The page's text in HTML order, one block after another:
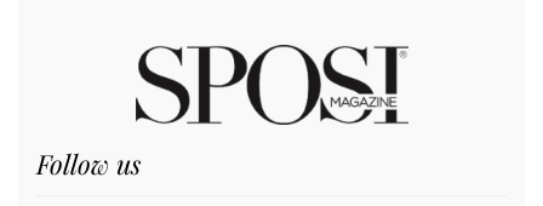
Follow us